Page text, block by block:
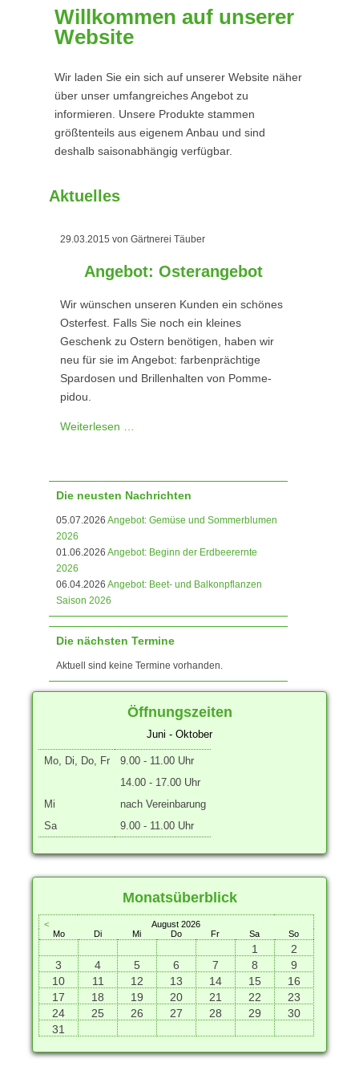
Willkommen auf unserer
Website
Wir laden Sie ein sich auf unserer Website näher
über unser umfangreiches Angebot zu
informieren. Unsere Produkte stammen
größtenteils aus eigenem Anbau und sind
deshalb saisonabhängig verfügbar.
Aktuelles
29.03.2015 von Gärtnerei Täuber
Angebot: Osterangebot
Wir wünschen unseren Kunden ein schönes
Osterfest. Falls Sie noch ein kleines
Geschenk zu Ostern benötigen, haben wir
neu für sie im Angebot: farbenprächtige
Spardosen und Brillenhalten von Pomme-
pidou.
Weiterlesen …
Die neusten Nachrichten
05.07.2026 Angebot: Gemüse und Sommerblumen
2026
01.06.2026 Angebot: Beginn der Erdbeerernte
2026
06.04.2026 Angebot: Beet- und Balkonpflanzen
Saison 2026
Die nächsten Termine
Aktuell sind keine Termine vorhanden.
Öffnungszeiten
Juni - Oktober
Mo, Di, Do, Fr
9.00 - 11.00 Uhr
14.00 - 17.00 Uhr
Mi
nach Vereinbarung
Sa
9.00 - 11.00 Uhr
Monatsüberblick
<
August 2026
Mo
Di Mi Do Fr Sa So
1
2
3
4 5 6 7 8
9
10
11 12 13 14 15
16
17
18 19 20 21 22
23
24
25 26 27 28 29
30
31